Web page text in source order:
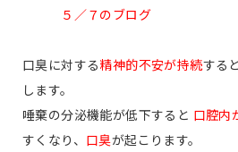
５／７のブログ
口臭に対する精神的不安が持続すると
します。
唾棄の分泌機能が低下すると 口腔内
すくなり、 口臭が起こります。